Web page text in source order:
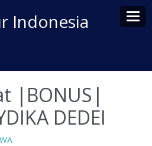
Indonesia
|BONUS|
DEDEI